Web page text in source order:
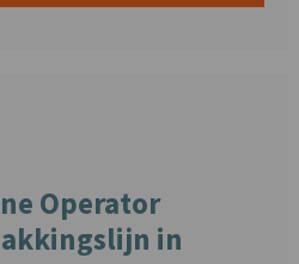
Operator
in